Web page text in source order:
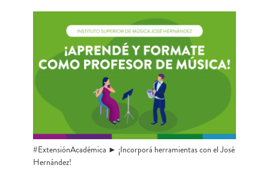
#ExtensiónAcadémica ► ¡Incorporá herramientas con el José
Hernández!